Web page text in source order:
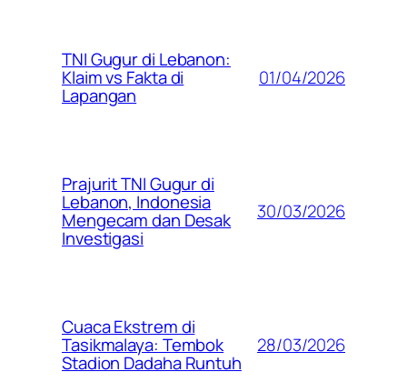
TNI Gugur di Lebanon:
Klaim vs Fakta di
Lapangan
01/04/2026
Prajurit TNI Gugur di
Lebanon, Indonesia
Mengecam dan Desak
Investigasi
30/03/2026
Cuaca Ekstrem di
Tasikmalaya: Tembok
Stadion Dadaha Runtuh
28/03/2026